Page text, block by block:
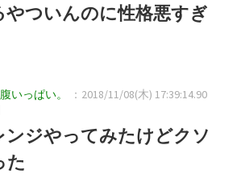
やついんのに性格悪すぎ
いっぱい。
：2018/11/08(木) 17:39:14.90
ジやってみたけどクソ
た